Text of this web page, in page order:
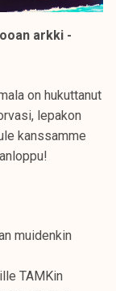
arkki -
on hukuttanut
lepakon
kanssamme
muidenkin
TAMKin